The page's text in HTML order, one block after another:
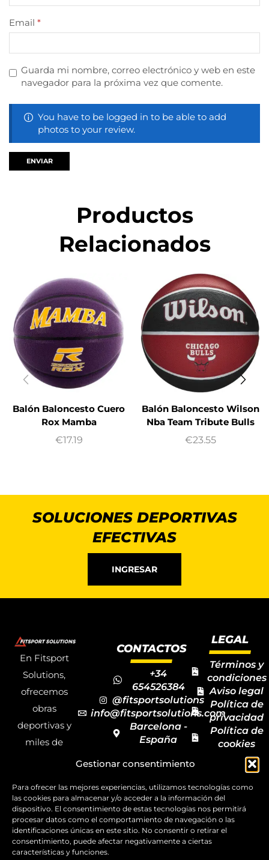
Gestionar consentimiento
Para ofrecer las mejores experiencias, utilizamos tecnologías como
las cookies para almacenar y/o acceder a la información del
dispositivo. El consentimiento de estas tecnologías nos permitirá
procesar datos como el comportamiento de navegación o las
identificaciones únicas en este sitio. No consentir o retirar el
consentimiento, puede afectar negativamente a ciertas
características y funciones.
Email *
Guarda mi nombre, correo electrónico y web en este
navegador para la próxima vez que comente.
You have to be logged in to be able to add
photos to your review.
Productos
Relacionados
Balón Baloncesto Cuero
Rox Mamba
€17.19
Balón Baloncesto Wilson
Nba Team Tribute Bulls
€23.55
SOLUCIONES DEPORTIVAS
EFECTIVAS
INGRESAR
En Fitsport
Solutions,
ofrecemos
obras
deportivas y
miles de
deportivos
para todas las
disciplinas,
garantizando
CONTACTOS
+34
654526384
@fitsportsolutions
info@fitsportsolutions.com
Barcelona -
España
de contacto
LEGAL
Términos y
condiciones
Aviso legal
Política de
privacidad
Política de
cookies
Mapa del
sitio